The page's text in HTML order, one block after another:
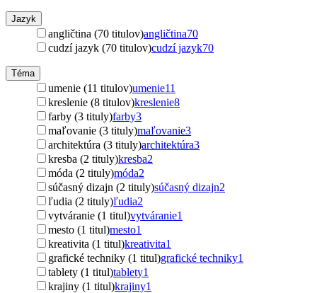
Jazyk
angličtina (70 titulov)angličtina70
cudzí jazyk (70 titulov)cudzí jazyk70
Téma
umenie (11 titulov)umenie11
kreslenie (8 titulov)kreslenie8
farby (3 tituly)farby3
maľovanie (3 tituly)maľovanie3
architektúra (3 tituly)architektúra3
kresba (2 tituly)kresba2
móda (2 tituly)móda2
súčasný dizajn (2 tituly)súčasný dizajn2
ľudia (2 tituly)ľudia2
vytváranie (1 titul)vytváranie1
mesto (1 titul)mesto1
kreativita (1 titul)kreativita1
grafické techniky (1 titul)grafické techniky1
tablety (1 titul)tablety1
krajiny (1 titul)krajiny1